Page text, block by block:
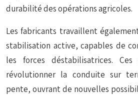
durabilité des opérations agricoles.
Les fabricants travaillent
stabilisation active, capables de
les forces déstabilisatrices. Ces
révolutionner la conduite sur
pente, ouvrant de nouvelles